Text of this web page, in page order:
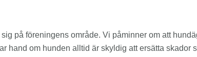
på föreningens område. Vi påminner om att
hand om hunden alltid är skyldig att ersätta skador